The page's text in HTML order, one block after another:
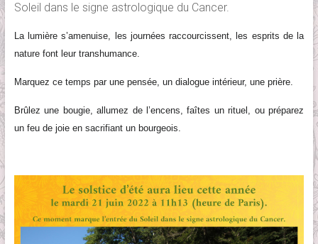
Soleil dans le signe astrologique du Cancer.
La lumière s’amenuise, les journées raccourcissent, les esprits de la
nature font leur transhumance.
Marquez ce temps par une pensée, un dialogue intérieur, une prière.
Brûlez une bougie, allumez de l’encens, faîtes un rituel, ou préparez
un feu de joie en sacrifiant un bourgeois.